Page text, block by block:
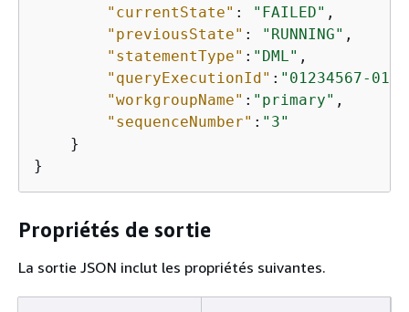
"currentState" : "FAILED" ,
"previousState" : "RUNNING" ,
"statementType" : "DML" ,
"queryExecutionId" : "01234567-
"workgroupName" : "primary" ,
"sequenceNumber" : "3"
    }
Propriétés de sortie
La sortie JSON inclut les propriétés suivantes.